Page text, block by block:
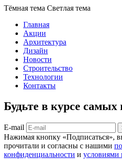
Тёмная тема Светлая тема
Главная
Акции
Архитектура
Дизайн
Новости
Строительство
Технологии
Контакты
Будьте в курсе
E-mail
Нажимая кнопку «Подписаться»,
прочитали и согласны с нашими
конфиденциальности и условиями